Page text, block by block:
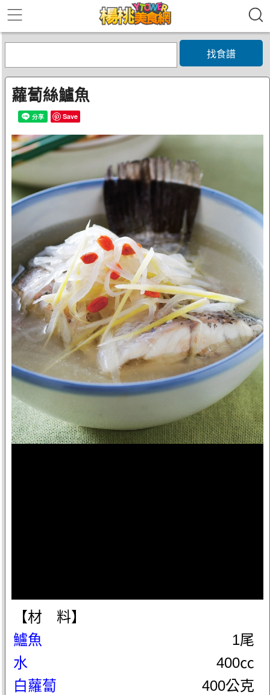
找食譜
蘿蔔絲鱸魚
Save
【材 料】
鱸魚
1尾
水
400㏄
白蘿蔔
400公克